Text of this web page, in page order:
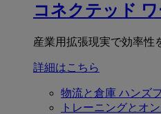
コネクテッド
産業用拡張現実で効率性
詳細はこちら
物流と倉庫 ハンズ
トレーニングとオ